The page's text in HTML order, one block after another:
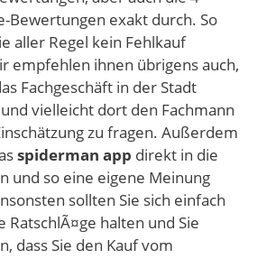
Bewertungen exakt durch. So
aller Regel kein Fehlkauf
empfehlen ihnen übrigens auch,
Fachgeschäft in der Stadt
vielleicht dort den Fachmann
zu fragen. Außerdem
spiderman app direkt in die
und so eine eigene Meinung
sollten Sie sich einfach
RatschlÃ¤ge halten und Sie
dass Sie den Kauf vom